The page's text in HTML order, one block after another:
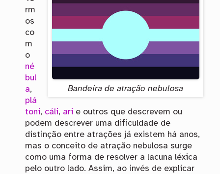
Bandeira de atração nebulosa
rm
os
co
m
o
né
bul
a,
plá
toni, cáli, ari e outros que descrevem ou
podem descrever uma dificuldade de
distinção entre atrações já existem há anos,
mas o conceito de atração nebulosa surge
como uma forma de resolver a lacuna léxica
pelo outro lado. Assim, ao invés de explicar